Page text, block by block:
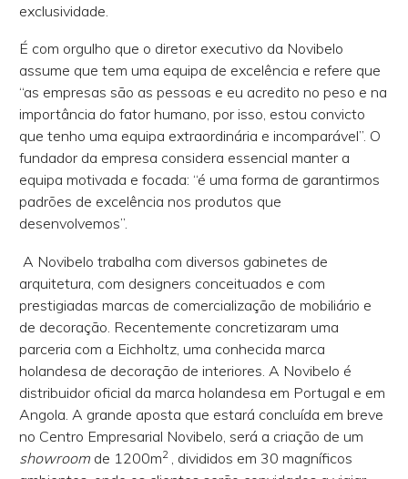
exclusividade.
É com orgulho que o diretor executivo da Novibelo
assume que tem uma equipa de excelência e refere que
“as empresas são as pessoas e eu acredito no peso e na
importância do fator humano, por isso, estou convicto
que tenho uma equipa extraordinária e incomparável”. O
fundador da empresa considera essencial manter a
equipa motivada e focada: “é uma forma de garantirmos
padrões de excelência nos produtos que
desenvolvemos”.
A Novibelo trabalha com diversos gabinetes de
arquitetura, com designers conceituados e com
prestigiadas marcas de comercialização de mobiliário e
de decoração. Recentemente concretizaram uma
parceria com a Eichholtz, uma conhecida marca
holandesa de decoração de interiores. A Novibelo é
distribuidor oficial da marca holandesa em Portugal e em
Angola. A grande aposta que estará concluída em breve
no Centro Empresarial Novibelo, será a criação de um
showroom de 1200m2
, divididos em 30 magníficos